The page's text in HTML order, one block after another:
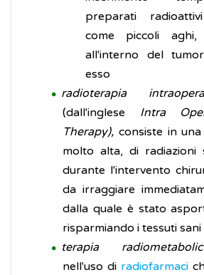
preparati
come piccoli
all'interno del
esso
radioterapia
(dall'inglese Intra
Therapy), consiste in
molto alta, di radiazioni
durante l'intervento
da irraggiare
dalla quale è stato
risparmiando i tessuti
terapia
nell'uso di radiofarmaci